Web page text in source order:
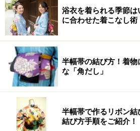
よって、自分の着やすい方を選ん
れません。
喪服
現在は縮緬の生地が主流ですが
重、関西では縮緬を好んで使用し
服と言えば黒い生地に五つ紋付で
浴衣を着られる季節
に合わせた着こなし術
半幅帯の結び方！着
な「角だし」
半幅帯で作るリボン
結び方手順をご紹介！